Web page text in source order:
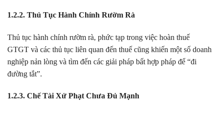
1.2.2. Thủ Tục Hành Chính Rườm Rà
Thủ tục hành chính rườm rà, phức tạp trong việc hoàn thuế
GTGT và các thủ tục liên quan đến thuế cũng khiến một số doanh
nghiệp nản lòng và tìm đến các giải pháp bất hợp pháp để “đi
đường tắt”.
1.2.3. Chế Tài Xử Phạt Chưa Đủ Mạnh